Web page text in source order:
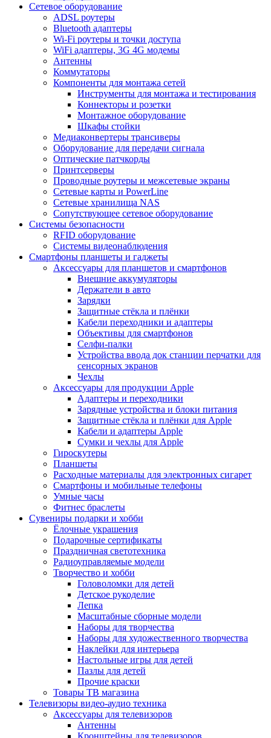
Сетевое оборудование
ADSL роутеры
Bluetooth адаптеры
Wi-Fi роутеры и точки доступа
WiFi адаптеры, 3G 4G модемы
Антенны
Коммутаторы
Компоненты для монтажа сетей
Инструменты для монтажа и тестирования
Коннекторы и розетки
Монтажное оборудование
Шкафы стойки
Медиаконвертеры трансиверы
Оборудование для передачи сигнала
Оптические патчкорды
Принтсерверы
Проводные роутеры и межсетевые экраны
Сетевые карты и PowerLine
Сетевые хранилища NAS
Сопутствующее сетевое оборудование
Системы безопасности
RFID оборудование
Системы видеонаблюдения
Смартфоны планшеты и гаджеты
Аксессуары для планшетов и смартфонов
Внешние аккумуляторы
Держатели в авто
Зарядки
Защитные стёкла и плёнки
Кабели переходники и адаптеры
Объективы для смартфонов
Селфи-палки
Устройства ввода док станции перчатки для
сенсорных экранов
Чехлы
Аксессуары для продукции Apple
Адаптеры и переходники
Зарядные устройства и блоки питания
Защитные стёкла и плёнки для Apple
Кабели и адаптеры Apple
Сумки и чехлы для Apple
Гироскутеры
Планшеты
Расходные материалы для электронных сигарет
Смартфоны и мобильные телефоны
Умные часы
Фитнес браслеты
Сувениры подарки и хобби
Ёлочные украшения
Подарочные сертификаты
Праздничная светотехника
Радиоуправляемые модели
Творчество и хобби
Головоломки для детей
Детское рукоделие
Лепка
Масштабные сборные модели
Наборы для творчества
Наборы для художественного творчества
Наклейки для интерьера
Настольные игры для детей
Пазлы для детей
Прочие краски
Товары ТВ магазина
Телевизоры видео-аудио техника
Аксессуары для телевизоров
Антенны
Кронштейны для телевизоров